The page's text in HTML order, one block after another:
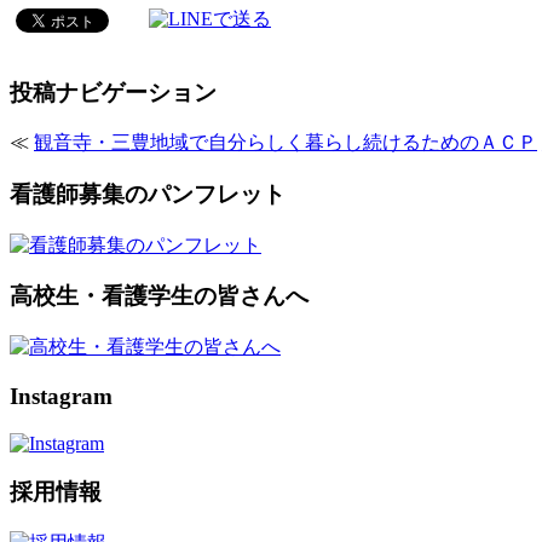
投稿ナビゲーション
≪ 観音寺・三豊地域で自分らしく暮らし続けるためのＡＣＰ
看護師募集のパンフレット
高校生・看護学生の皆さんへ
Instagram
採用情報